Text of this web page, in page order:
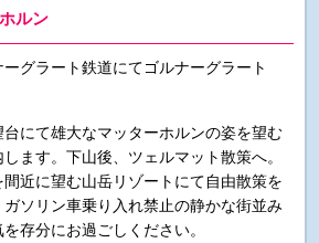
ルン
グラート鉄道にてゴルナーグラート
にて雄大なマッターホルンの姿を望む
ます。下山後、ツェルマット散策へ。
近に望む山岳リゾートにて自由散策を
ソリン車乗り入れ禁止の静かな街並み
存分にお過ごしください。